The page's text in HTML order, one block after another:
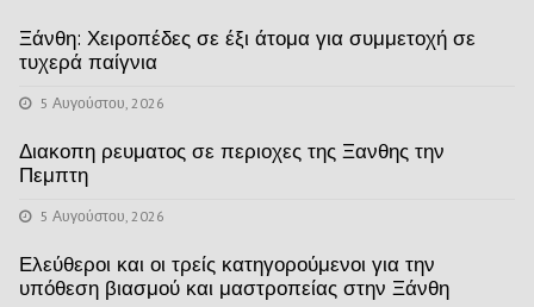
Ξάνθη: Χειροπέδες σε έξι άτομα για συμμετοχή σε
τυχερά παίγνια
5 Αυγούστου, 2026
Διακοπη ρευματος σε περιοχες της Ξανθης την
Πεμπτη
5 Αυγούστου, 2026
Ελεύθεροι και οι τρείς κατηγορούμενοι για την
υπόθεση βιασμού και μαστροπείας στην Ξάνθη